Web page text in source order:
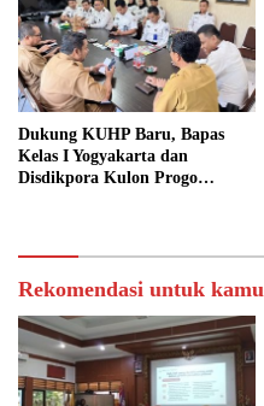
Dukung KUHP Baru, Bapas
Kelas I Yogyakarta dan
Disdikpora Kulon Progo
Rekomendasi untuk kamu